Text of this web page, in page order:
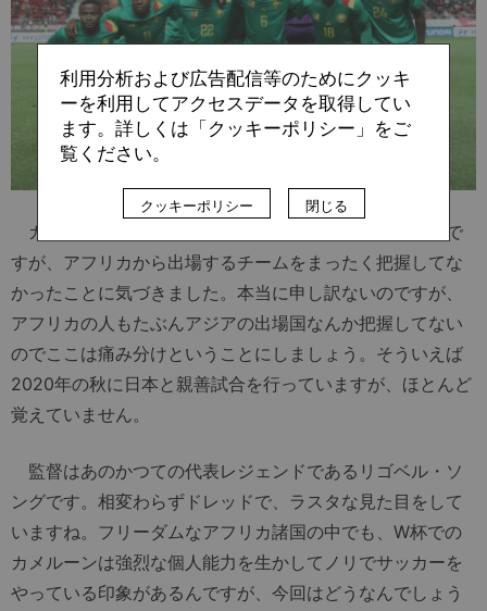
カメルーン！！カメルーン！？ここまできてなんなので
すが、アフリカから出場するチームをまったく把握してな
かったことに気づきました。本当に申し訳ないのですが、
アフリカの人もたぶんアジアの出場国なんか把握してない
のでここは痛み分けということにしましょう。そういえば
2020年の秋に日本と親善試合を行っていますが、ほとんど
覚えていません。
監督はあのかつての代表レジェンドであるリゴベル・ソ
ングです。相変わらずドレッドで、ラスタな見た目をして
いますね。フリーダムなアフリカ諸国の中でも、W杯での
カメルーンは強烈な個人能力を生かしてノリでサッカーを
やっている印象があるんですが、今回はどうなんでしょう
利用分析および広告配信等のためにクッキ
ーを利用してアクセスデータを取得してい
ます。詳しくは「クッキーポリシー」をご
覧ください。
クッキーポリシー 閉じる